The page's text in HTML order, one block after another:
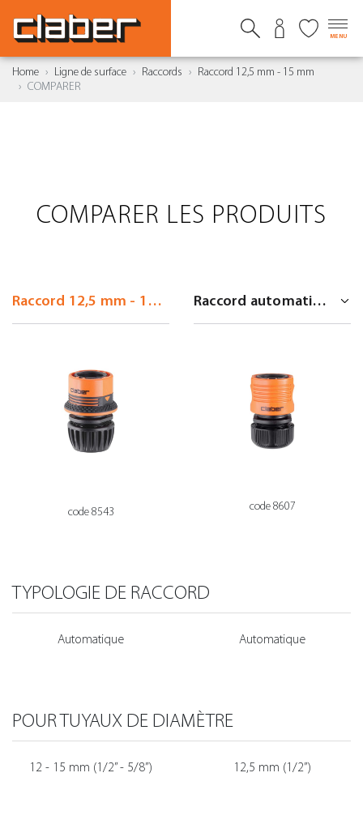
MENU
Home Ligne de surface Raccords
Raccord 12,5 mm - 15 mm
COMPARER
COMPARER LES PRODUITS
code 8543 code 8607
TYPOLOGIE DE RACCORD
Automatique Automatique
POUR TUYAUX DE DIAMÈTRE
12 - 15 mm (1/2” - 5/8”) 12,5 mm (1/2”)